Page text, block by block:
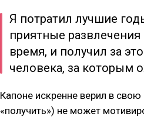
Я потратил лучшие
приятные
время, и получил за
человека, за которым
Капоне искренне верил в
«получить») не может